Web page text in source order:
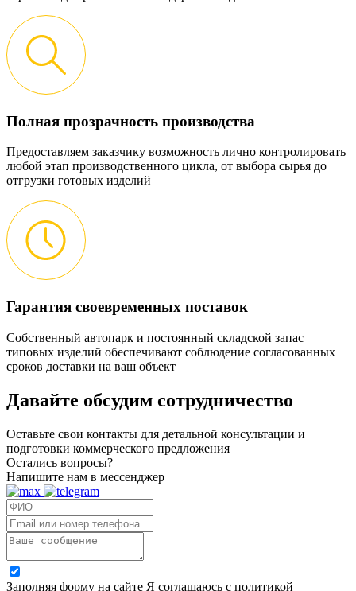
Полная прозрачность производства
Предоставляем заказчику возможность лично контролировать
любой этап производственного цикла, от выбора сырья до
отгрузки готовых изделий
Гарантия своевременных поставок
Собственный автопарк и постоянный складской запас
типовых изделий обеспечивают соблюдение согласованных
сроков доставки на ваш объект
Давайте обсудим сотрудничество
Оставьте свои контакты для детальной консультации и
подготовки коммерческого предложения
Остались вопросы?
Напишите нам в мессенджер
Заполняя форму на сайте Я соглашаюсь с политикой